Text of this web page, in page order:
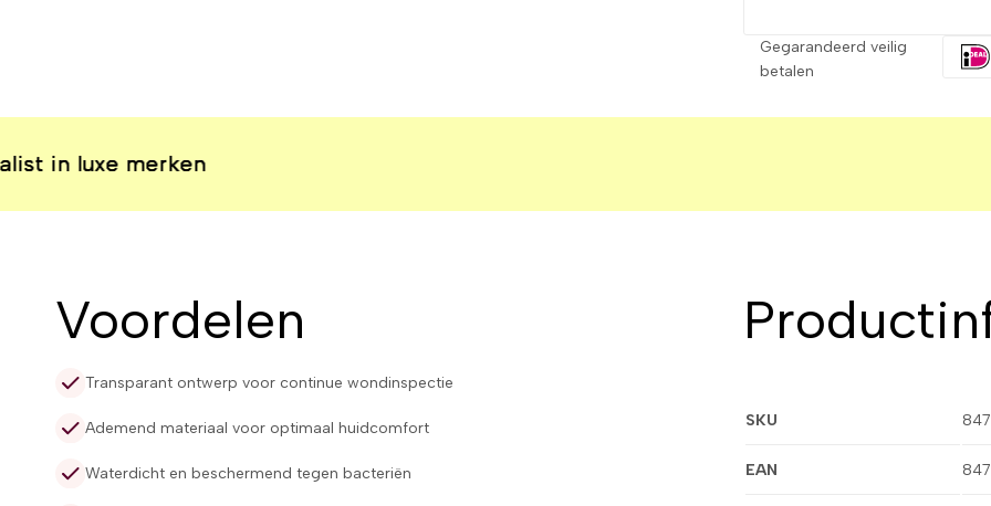
Gegarandeerd veilig
betalen
merken
merken
merken
merken
Voordelen
Transparant ontwerp voor continue wondinspectie
Ademend materiaal voor optimaal huidcomfort
Waterdicht en beschermend tegen bacteriën
SKU
EAN